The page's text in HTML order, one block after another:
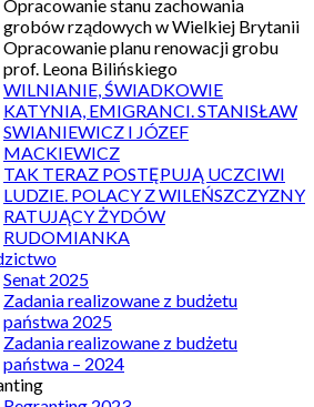
Opracowanie stanu zachowania
grobów rządowych w Wielkiej Brytanii
Opracowanie planu renowacji grobu
prof. Leona Bilińskiego
WILNIANIE, ŚWIADKOWIE
KATYNIA, EMIGRANCI. STANISŁAW
SWIANIEWICZ I JÓZEF
MACKIEWICZ
TAK TERAZ POSTĘPUJĄ UCZCIWI
LUDZIE. POLACY Z WILEŃSZCZYZNY
RATUJĄCY ŻYDÓW
RUDOMIANKA
Senat 2025
Zadania realizowane z budżetu
państwa 2025
Zadania realizowane z budżetu
państwa – 2024